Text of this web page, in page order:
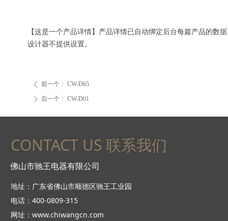
ꄴ 前一个： CW-D65
ꄲ 后一个： CW-D01
【这是一个产品详情】产品详情已自动绑定后台每篇产品的数
设计器不提供设置。
CONTACT US 联系我们
地址：广东省佛山市顺德区驰王工业园
电话：400-0809-315
网址：www.chiwangcn.com
佛山市驰王电器有限公司